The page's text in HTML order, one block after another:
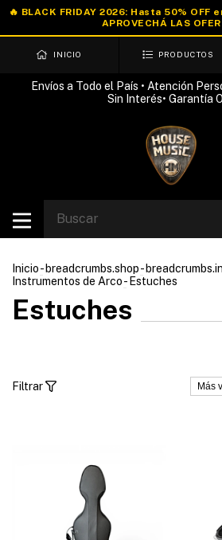
INICIO PRODUCTOS
Envíos a Todo el País • Atención
Sin Interés• Garantía
Inicio- breadcrumbs.shop-
Instrumentos de Arco- Estuches
Estuches
Filtrar